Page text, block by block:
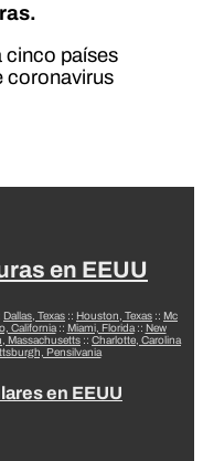
en EEUU
Dallas, Texas :: Houston, Texas :: Mc
California:: Miami, Florida:: New
Massachusetts :: Charlotte, Carolina
Pensilvania
en EEUU